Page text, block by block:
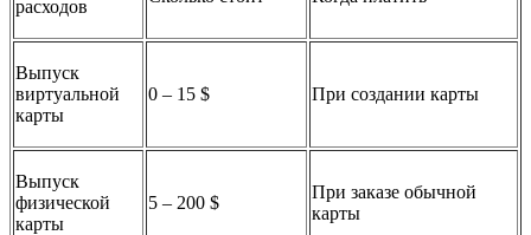
расходов
Выпуск
виртуальной
карты
0 – 15 $ При создании карты
Выпуск
физической
карты
5 – 200 $
При заказе обычной
карты